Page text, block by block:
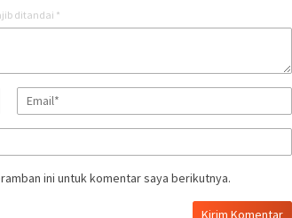
ditandai *
ini untuk komentar saya berikutnya.